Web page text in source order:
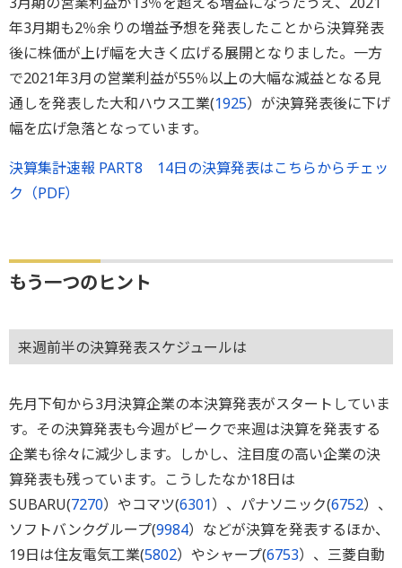
年3月期も2％余りの増益予想を発表したことから決算発表
後に株価が上げ幅を大きく広げる展開となりました。一方
で2021年3月の営業利益が55％以上の大幅な減益となる見
通しを発表した大和ハウス工業(1925）が決算発表後に下げ
幅を広げ急落となっています。
決算集計速報 PART8 14日の決算発表はこちらからチェッ
ク（PDF）
もう一つのヒント
来週前半の決算発表スケジュールは
先月下旬から3月決算企業の本決算発表がスタートしていま
す。その決算発表も今週がピークで来週は決算を発表する
企業も徐々に減少します。しかし、注目度の高い企業の決
算発表も残っています。こうしたなか18日は
SUBARU(7270）やコマツ(6301）、パナソニック(6752）、
ソフトバンクグループ(9984）などが決算を発表するほか、
19日は住友電気工業(5802）やシャープ(6753）、三菱自動